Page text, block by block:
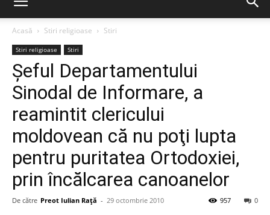
Acasă
Stiri religioase Stiri
Stiri religioase Stiri
Şeful Departamentului
Sinodal de Informare, a
reamintit clericului
moldovean că nu poţi lupta
pentru puritatea Ortodoxiei,
prin încălcarea canoanelor
De către Preot Iulian Raţă - 29 octombrie 2010 0
957